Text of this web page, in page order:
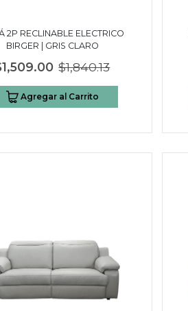
2P RECLINABLE ELECTRICO
BIRGER | GRIS CLARO
$1,840.13
Agregar al Carrito